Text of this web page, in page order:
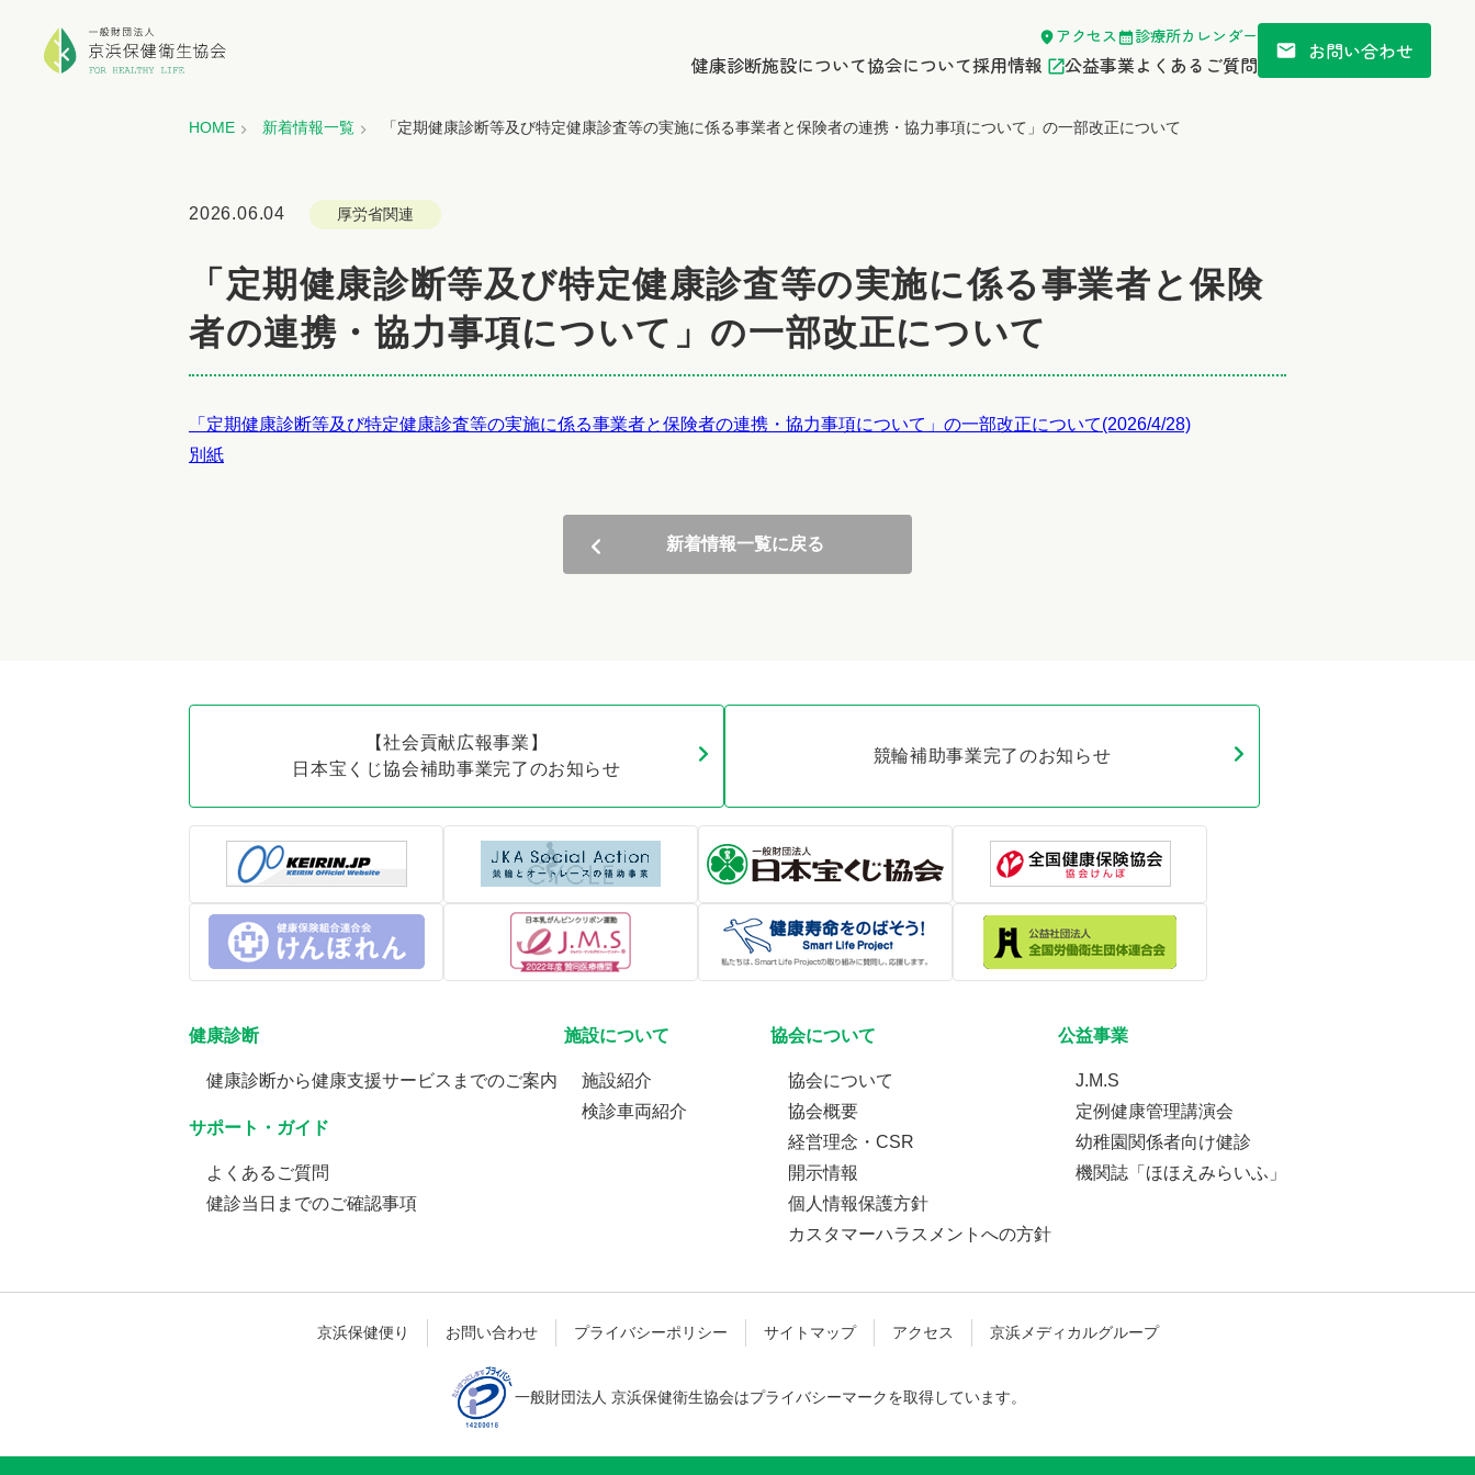
アクセス 診療所カレンダー
健康診断施設について協会について採用情報 公益事業よくあるご質問
お問い合わせ
HOME 新着情報一覧 「定期健康診断等及び特定健康診査等の実施に係る事業者と保険者の連携・協力事項について」の一部改正について
2026.06.04 厚労省関連
「定期健康診断等及び特定健康診査等の実施に係る事業者と保険
者の連携・協力事項について」の一部改正について
「定期健康診断等及び特定健康診査等の実施に係る事業者と保険者の連携・協力事項について」の一部改正について(2026/4/28)
別紙
新着情報一覧に戻る
【社会貢献広報事業】
日本宝くじ協会補助事業完了のお知らせ
競輪補助事業完了のお知らせ
健康診断
健康診断から健康支援サービスまでのご案内
サポート・ガイド
よくあるご質問
健診当日までのご確認事項
施設について
施設紹介
検診車両紹介
協会について
協会について
協会概要
経営理念・CSR
開示情報
個人情報保護方針
カスタマーハラスメントへの方針
公益事業
J.M.S
定例健康管理講演会
幼稚園関係者向け健診
機関誌「ほほえみらいふ」
京浜保健便り お問い合わせ プライバシーポリシー サイトマップ アクセス 京浜メディカルグループ
一般財団法人 京浜保健衛生協会はプライバシーマークを取得しています。